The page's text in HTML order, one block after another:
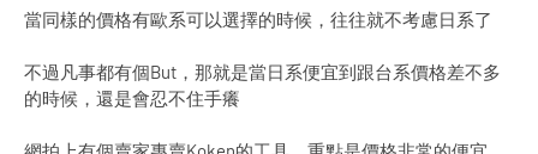
當同樣的價格有歐系可以選擇的時候，往往就不考慮日系了
不過凡事都有個But，那就是當日系便宜到跟台系價格差不多
的時候，還是會忍不住手癢